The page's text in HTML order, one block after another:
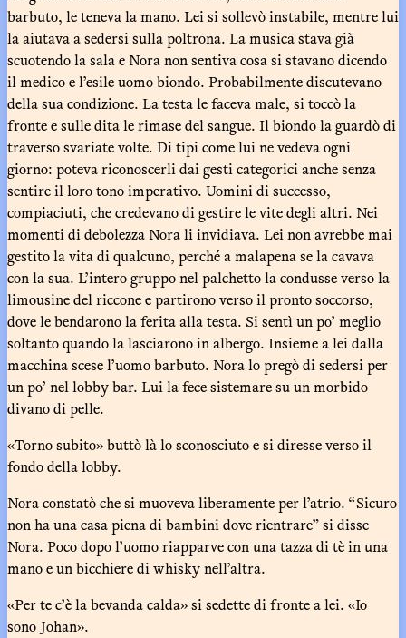
barbuto, le teneva la mano. Lei si sollevò instabile, mentre lui
la aiutava a sedersi sulla poltrona. La musica stava già
scuotendo la sala e Nora non sentiva cosa si stavano dicendo
il medico e l’esile uomo biondo. Probabilmente discutevano
della sua condizione. La testa le faceva male, si toccò la
fronte e sulle dita le rimase del sangue. Il biondo la guardò di
traverso svariate volte. Di tipi come lui ne vedeva ogni
giorno: poteva riconoscerli dai gesti categorici anche senza
sentire il loro tono imperativo. Uomini di successo,
compiaciuti, che credevano di gestire le vite degli altri. Nei
momenti di debolezza Nora li invidiava. Lei non avrebbe mai
gestito la vita di qualcuno, perché a malapena se la cavava
con la sua. L’intero gruppo nel palchetto la condusse verso la
limousine del riccone e partirono verso il pronto soccorso,
dove le bendarono la ferita alla testa. Si sentì un po’ meglio
soltanto quando la lasciarono in albergo. Insieme a lei dalla
macchina scese l’uomo barbuto. Nora lo pregò di sedersi per
un po’ nel lobby bar. Lui la fece sistemare su un morbido
divano di pelle.
«Torno subito» buttò là lo sconosciuto e si diresse verso il
fondo della lobby.
Nora constatò che si muoveva liberamente per l’atrio. “Sicuro
non ha una casa piena di bambini dove rientrare” si disse
Nora. Poco dopo l’uomo riapparve con una tazza di tè in una
mano e un bicchiere di whisky nell’altra.
«Per te c’è la bevanda calda» si sedette di fronte a lei. «Io
sono Johan».